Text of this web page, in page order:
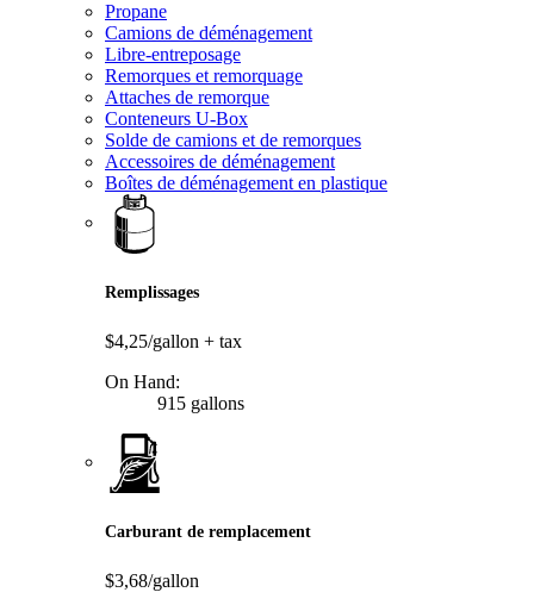
Propane
Camions de déménagement
Libre-entreposage
Remorques et remorquage
Attaches de remorque
Conteneurs U-Box
Solde de camions et de remorques
Accessoires de déménagement
Boîtes de déménagement en plastique
Remplissages
$4,25/gallon + tax
On Hand:
915 gallons
Carburant de remplacement
$3,68/gallon